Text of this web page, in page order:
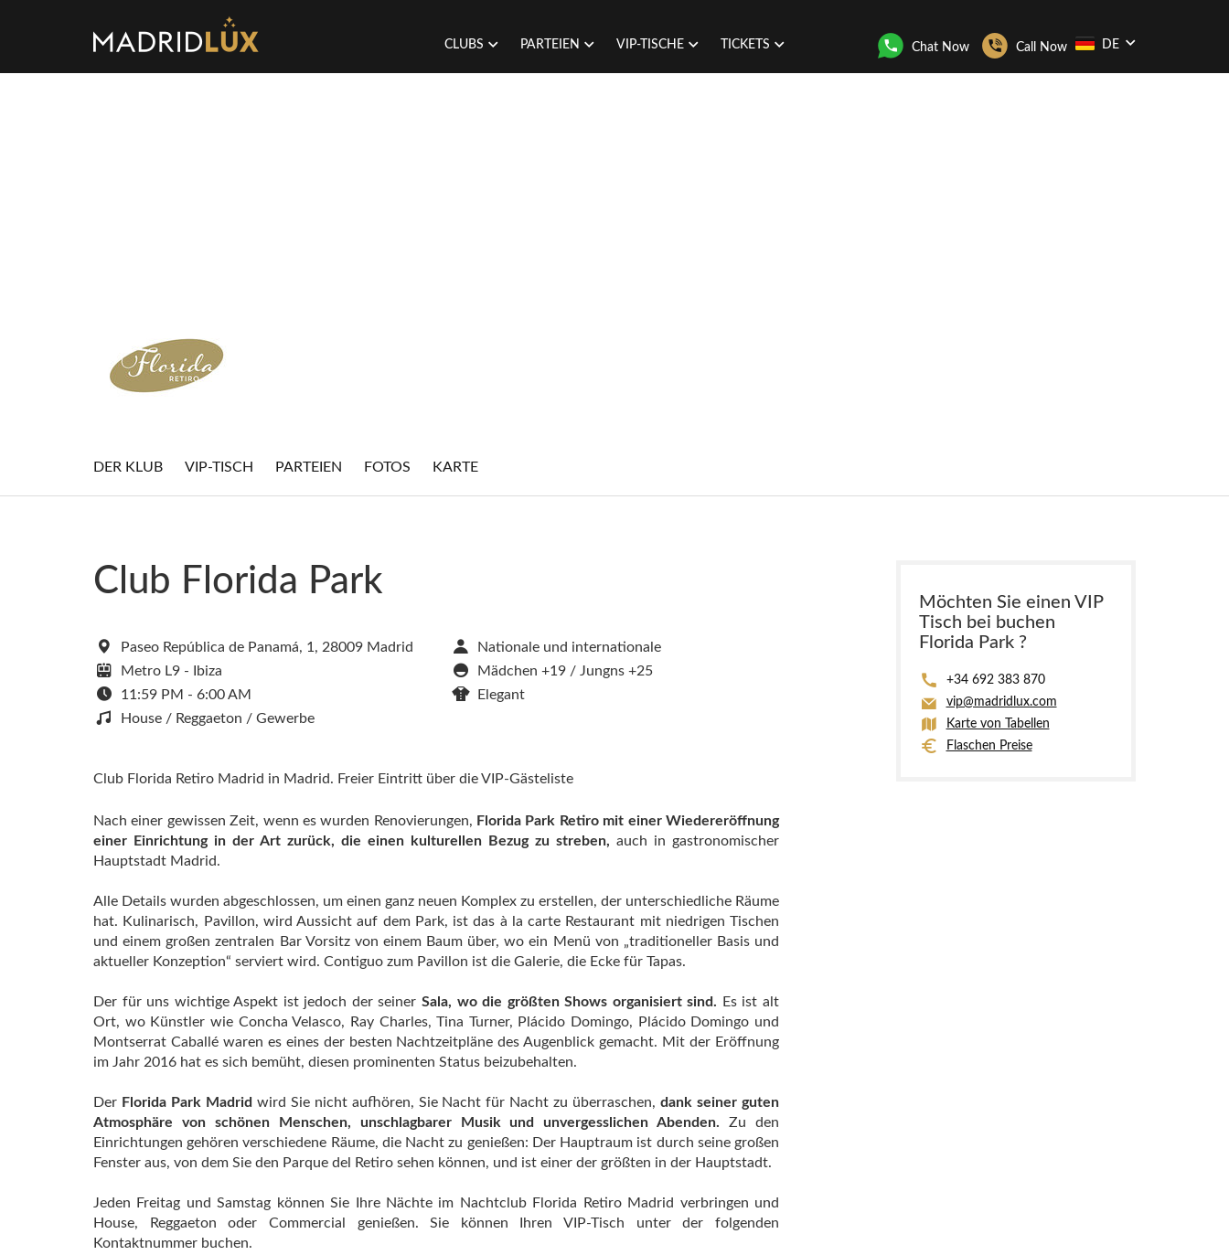
CLUBS PARTEIEN VIP-TISCHE TICKETS Chat Now Call Now DE
DER KLUB VIP-TISCH PARTEIEN FOTOS KARTE
Club Florida Park
Paseo República de Panamá, 1, 28009 Madrid
Metro L9 - Ibiza
11:59 PM - 6:00 AM
House / Reggaeton / Gewerbe
Nationale und internationale
Mädchen +19 / Jungns +25
Elegant
Club Florida Retiro Madrid in Madrid. Freier Eintritt über die VIP-Gästeliste
Nach einer gewissen Zeit, wenn es wurden Renovierungen, Florida Park Retiro mit einer Wiedereröffnung
einer Einrichtung in der Art zurück, die einen kulturellen Bezug zu streben, auch in gastronomischer
Hauptstadt Madrid.
Alle Details wurden abgeschlossen, um einen ganz neuen Komplex zu erstellen, der unterschiedliche Räume
hat. Kulinarisch, Pavillon, wird Aussicht auf dem Park, ist das à la carte Restaurant mit niedrigen Tischen
und einem großen zentralen Bar Vorsitz von einem Baum über, wo ein Menü von „traditioneller Basis und
aktueller Konzeption“ serviert wird. Contiguo zum Pavillon ist die Galerie, die Ecke für Tapas.
Der für uns wichtige Aspekt ist jedoch der seiner Sala, wo die größten Shows organisiert sind.
Es ist alt
Ort, wo Künstler wie Concha Velasco, Ray Charles, Tina Turner, Plácido Domingo, Plácido Domingo und
Montserrat Caballé waren es eines der besten Nachtzeitpläne des Augenblick gemacht. Mit der Eröffnung
im Jahr 2016 hat es sich bemüht, diesen prominenten Status beizubehalten.
Der Florida Park Madrid wird Sie nicht aufhören, Sie Nacht für Nacht zu überraschen,dank seiner guten
Atmosphäre von schönen Menschen, unschlagbarer Musik und unvergesslichen Abenden. Zu den
Einrichtungen gehören verschiedene Räume, die Nacht zu genießen: Der Hauptraum ist durch seine großen
Fenster aus, von dem Sie den Parque del Retiro sehen können, und ist einer der größten in der Hauptstadt.
Jeden Freitag und Samstag können Sie Ihre Nächte im Nachtclub Florida Retiro Madrid verbringen und
House, Reggaeton oder Commercial genießen. Sie können Ihren VIP-Tisch unter der folgenden
Kontaktnummer buchen.
Möchten Sie einen VIP
Tisch bei buchen
Florida Park ?
+34 692 383 870
vip@madridlux.com
Karte von Tabellen
Flaschen Preise